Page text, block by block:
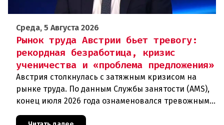
Среда, 5 Августа 2026
Рынок труда Австрии бьет тревогу:
рекордная безработица, кризис
ученичества и «проблема предложения»
Австрия столкнулась с затяжным кризисом на
рынке труда. По данным Службы занятости (AMS),
конец июля 2026 года ознаменовался тревожными